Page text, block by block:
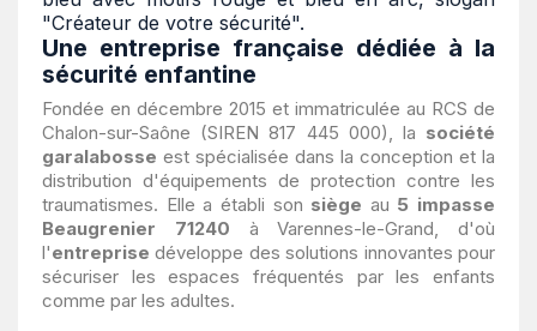
Une entreprise française dédiée à la
sécurité enfantine
Fondée en décembre 2015 et immatriculée au RCS de
Chalon-sur-Saône (SIREN 817 445 000), la société
garalabosse est spécialisée dans la conception et la
distribution d'équipements de protection contre les
traumatismes. Elle a établi son siège au 5 impasse
Beaugrenier 71240 à Varennes-le-Grand, d'où
l'entreprise développe des solutions innovantes pour
sécuriser les espaces fréquentés par les enfants
comme par les adultes.